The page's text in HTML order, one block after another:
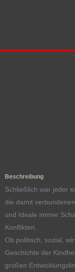
Beschreibung
Schließlich war jeder
die damit
und Ideale immer
Konflikten.
Ob politisch, sozial,
Geschichte der
großen